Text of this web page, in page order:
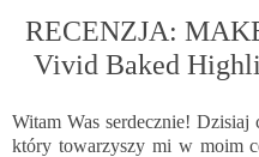
RECENZJA:
Vivid Baked
Witam Was serdecznie! Dzisiaj
który towarzyszy mi w moim